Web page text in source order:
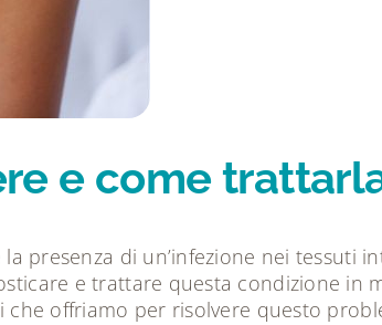
e come
presenza di un’infezione nei tessuti
e trattare questa condizione in
offriamo per risolvere questo